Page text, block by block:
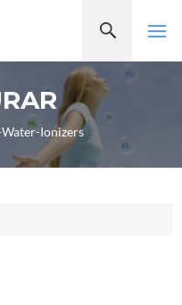
Ionizers